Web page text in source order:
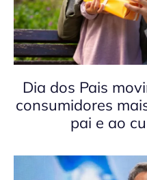
Dia dos Pais
consumidores
pai e ao